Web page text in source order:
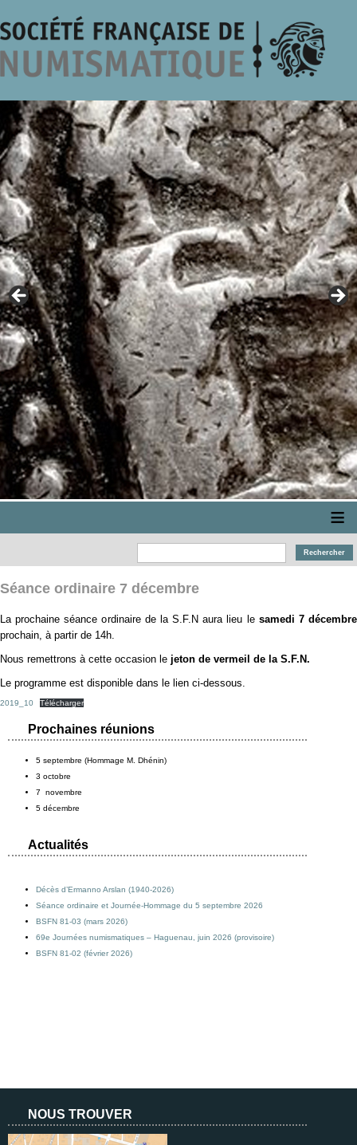
≡
Séance ordinaire 7 décembre
La prochaine séance ordinaire de la S.F.N aura lieu le samedi 7 décembre
prochain, à partir de 14h.
Nous remettrons à cette occasion le jeton de vermeil de la S.F.N.
Le programme est disponible dans le lien ci-dessous.
2019_10 Télécharger
Prochaines réunions
5 septembre (Hommage M. Dhénin)
3 octobre
7 novembre
5 décembre
Actualités
Décès d’Ermanno Arslan (1940-2026)
Séance ordinaire et Journée-Hommage du 5 septembre 2026
BSFN 81-03 (mars 2026)
69e Journées numismatiques – Haguenau, juin 2026 (provisoire)
BSFN 81-02 (février 2026)
NOUS TROUVER